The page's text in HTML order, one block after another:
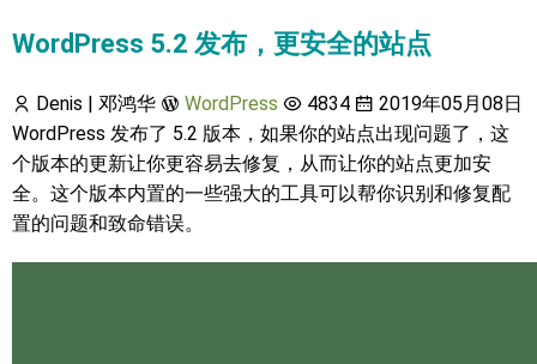
WordPress 5.2 发布，更安全的站点
Denis | 邓鸿华 WordPress 4834
2019年05月08日
WordPress 发布了 5.2 版本，如果你的站点出现问题了，这
个版本的更新让你更容易去修复，从而让你的站点更加安
全。这个版本内置的一些强大的工具可以帮你识别和修复配
置的问题和致命错误。